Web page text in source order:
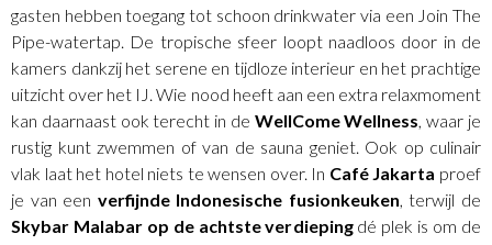
gasten hebben toegang tot schoon drinkwater via een Join The
Pipe-watertap. De tropische sfeer loopt naadloos door in de
kamers dankzij het serene en tijdloze interieur en het prachtige
uitzicht over het IJ. Wie nood heeft aan een extra relaxmoment
kan daarnaast ook terecht in de WellCome Wellness , waar je
rustig kunt zwemmen of van de sauna geniet. Ook op culinair
vlak laat het hotel niets te wensen over. In Café Jakarta proef
je van een verfijnde Indonesische fusionkeuken , terwijl de
Skybar Malabar op de achtste verdiepingdé plek is om de